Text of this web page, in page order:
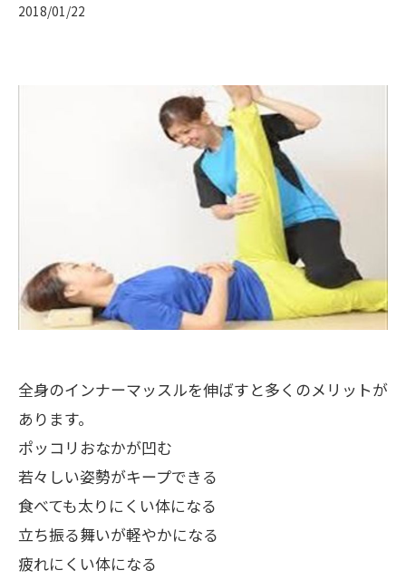
2018/01/22
全身のインナーマッスルを伸ばすと多くのメリットが
あります。
ポッコリおなかが凹む
若々しい姿勢がキープできる
食べても太りにくい体になる
立ち振る舞いが軽やかになる
疲れにくい体になる